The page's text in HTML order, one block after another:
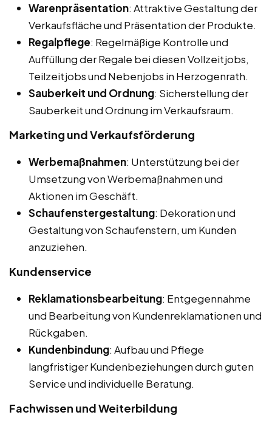
Warenpräsentation: Attraktive Gestaltung der
Verkaufsfläche und Präsentation der Produkte.
Regalpflege: Regelmäßige Kontrolle und
Auffüllung der Regale bei diesen Vollzeitjobs,
Teilzeitjobs und Nebenjobs in Herzogenrath.
Sauberkeit und Ordnung: Sicherstellung der
Sauberkeit und Ordnung im Verkaufsraum.
Marketing und Verkaufsförderung
Werbemaßnahmen: Unterstützung bei der
Umsetzung von Werbemaßnahmen und
Aktionen im Geschäft.
Schaufenstergestaltung: Dekoration und
Gestaltung von Schaufenstern, um Kunden
anzuziehen.
Kundenservice
Reklamationsbearbeitung: Entgegennahme
und Bearbeitung von Kundenreklamationen und
Rückgaben.
Kundenbindung: Aufbau und Pflege
langfristiger Kundenbeziehungen durch guten
Service und individuelle Beratung.
Fachwissen und Weiterbildung